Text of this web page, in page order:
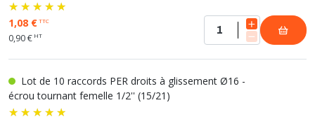
1,08 €TTC
0,90 € HT
Lot de 10 raccords PER droits à glissement Ø16 -
écrou tournant femelle 1/2'' (15/21)